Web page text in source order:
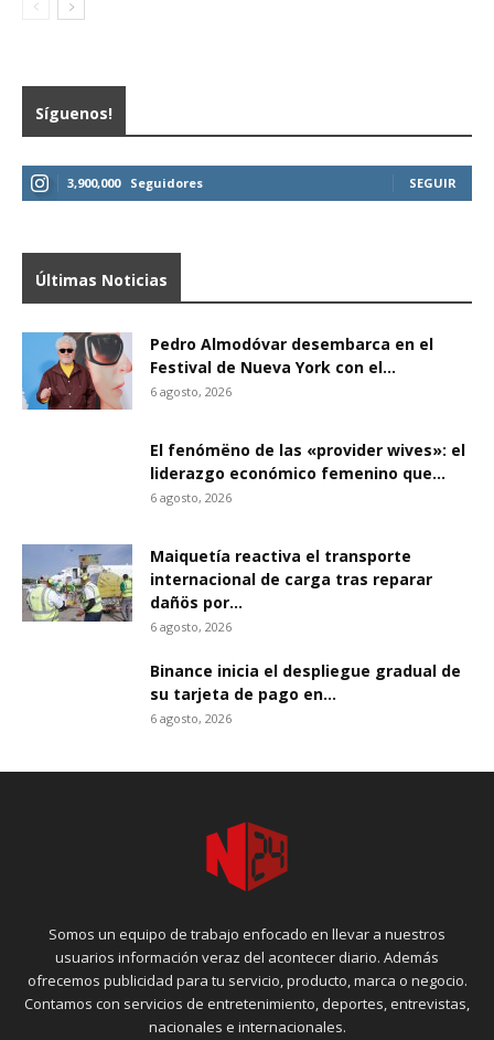
Síguenos!
3,900,000 Seguidores SEGUIR
Últimas Noticias
Pedro Almodóvar desembarca en el
Festival de Nueva York con el...
6 agosto, 2026
El fenómëno de las «provider wives»: el
liderazgo económico femenino que...
6 agosto, 2026
Maiquetía reactiva el transporte
internacional de carga tras reparar
dañös por...
6 agosto, 2026
Binance inicia el despliegue gradual de
su tarjeta de pago en...
6 agosto, 2026
Somos un equipo de trabajo enfocado en llevar a nuestros
usuarios información veraz del acontecer diario. Además
ofrecemos publicidad para tu servicio, producto, marca o negocio.
Contamos con servicios de entretenimiento, deportes, entrevistas,
nacionales e internacionales.